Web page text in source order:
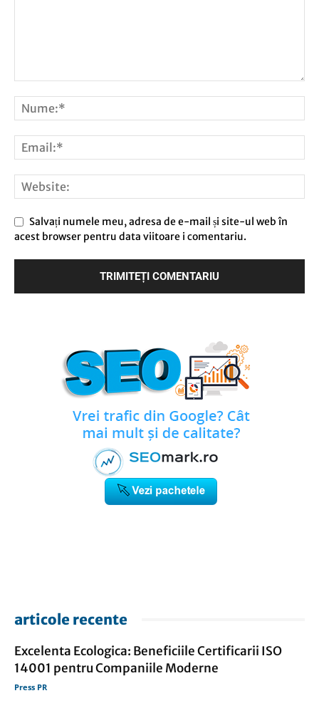
Salvați numele meu, adresa de e-mail și site-ul web în
acest browser pentru data viitoare i comentariu.
articole recente
Excelenta Ecologica: Beneficiile Certificarii ISO
14001 pentru Companiile Moderne
Press PR